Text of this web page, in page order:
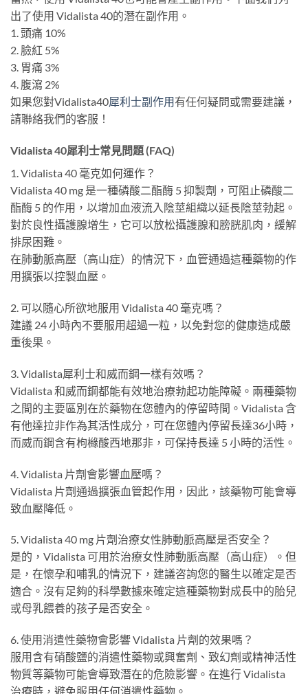
出了使用 Vidalista 40的潛在副作用。
1. 頭痛 10%
2. 臉紅 5%
3. 胃痛 3%
4. 腹瀉 2%
如果您對Vidalista40犀利士副作用 有任何疑問或需要建議，
請聯絡我們的客服！
Vidalista 40犀利士常見問題 (FAQ)
1. Vidalista 40 毫克如何運作？
Vidalista 40 mg 是一種磷酸二酯酶 5 抑製劑，可阻止磷酸二
酯酶 5 的作用，以增加血液流入陰莖組織以延長陰莖勃起。
對於良性攝護腺增生，它可以放松攝護腺和膀胱肌肉，緩解
排尿困難。
在肺動脈高壓（高山症）的情況下，血管通過這種藥物的作
用擴張以控製血壓。
2. 可以隨心所欲地服用 Vidalista 40 毫克嗎？
建議 24 小時內不要服用超過一粒，以免對您的健康造成嚴
重後果。
3. Vidalista犀利士和威而鋼一樣有效嗎？
Vidalista 和威而鋼都能有效地治療勃起功能障礙。兩種藥物
之間的主要區別在於藥物在您體內的停留時間。Vidalista 含
有他達拉非作為其活性成分，可在您體內停留長達36小時，
而威而鋼含有枸櫞酸西地那非，可保持長達 5 小時的活性。
4. Vidalista 片劑會影響血壓嗎？
Vidalista 片劑通過擴張血管起作用，因此，該藥物可能會導
致血壓降低。
5. Vidalista 40 mg 片劑治療女性肺動脈高壓是否安全？
是的，Vidalista 可用於治療女性肺動脈高壓（高山症）。但
是，在懷孕和哺乳的情況下，建議咨詢您的醫生以確定是否
適合。沒有足夠的科學數據來確定這種藥物對成長中的胎兒
或母乳餵養的孩子是否安全。
6. 使用消遣性藥物會影響 Vidalista 片劑的效果嗎？
服用含有硝酸鹽的消遣性藥物或興奮劑、致幻劑或精神活性
物質等藥物可能會導致潛在的危險影響。在進行 Vidalista
治療時，避免服用任何消遣性藥物。